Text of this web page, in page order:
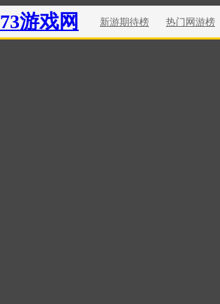
新游期待榜 热门网游榜